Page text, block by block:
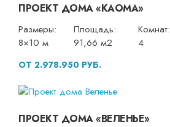
ПРОЕКТ ДОМА «КАОМА»
Размеры:
8×10 м
Площадь:
91,66 м2
Комнат:
4
ОТ 2.978.950 РУБ.
ПРОЕКТ ДОМА «ВЕЛЕНЬЕ»